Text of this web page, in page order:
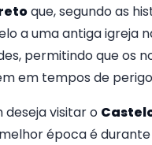
que, segundo as
a uma antiga igreja
permitindo que os
em tempos de
deseja visitar o
época é